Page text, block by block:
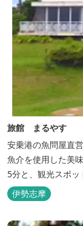
旅館 まるやす
安乗港の魚問屋直
魚介を使用した美
5分と、観光スポッ
伊勢志摩